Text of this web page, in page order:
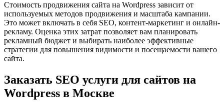
Стоимость продвижения сайта на Wordpress зависит от
используемых методов продвижения и масштаба кампании.
Это может включать в себя SEO, контент-маркетинг и онлайн-
рекламу. Оценка этих затрат позволяет вам планировать
рекламный бюджет и выбирать наиболее эффективные
стратегии для повышения видимости и посещаемости вашего
сайта.
Заказать SEO услуги для сайтов на
Wordpress в Москве